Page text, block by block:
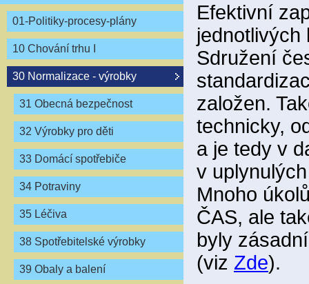
01-Politiky-procesy-plány
10 Chování trhu I
30 Normalizace - výrobky
31 Obecná bezpečnost
32 Výrobky pro děti
33 Domácí spotřebiče
34 Potraviny
35 Léčiva
38 Spotřebitelské výrobky
39 Obaly a balení
Efektivní
jednotlivých
Sdružení
založen.
technicky,
a je tedy v
v
Mnoho
ČAS, ale
byly
(viz Zde).